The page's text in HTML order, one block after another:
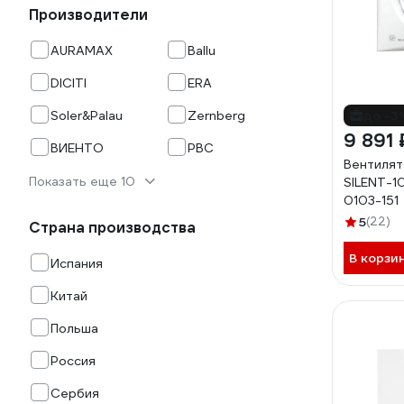
Производители
AURAMAX
Ballu
DICITI
ERA
Soler&Palau
Zernberg
ВИЕНТО
РВС
Показать еще 10
Страна производства
Испания
Китай
Польша
Россия
Сербия
9 891
SILENT-
0103-151
5(22)
В